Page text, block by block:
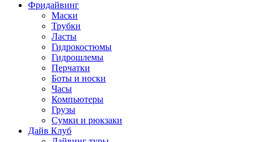
Фридайвинг
Маски
Трубки
Ласты
Гидрокостюмы
Гидрошлемы
Перчатки
Боты и носки
Часы
Компьютеры
Грузы
Сумки и рюкзаки
Дайв Клуб